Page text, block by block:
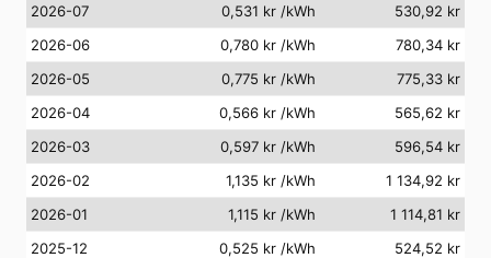
2026-07
0,531 kr /kWh
530,92 kr
2026-06
0,780 kr /kWh
780,34 kr
2026-05
0,775 kr /kWh
775,33 kr
2026-04
0,566 kr /kWh
565,62 kr
2026-03
0,597 kr /kWh
596,54 kr
2026-02
1,135 kr /kWh
1 134,92 kr
2026-01
1,115 kr /kWh
1 114,81 kr
2025-12
0,525 kr /kWh
524,52 kr